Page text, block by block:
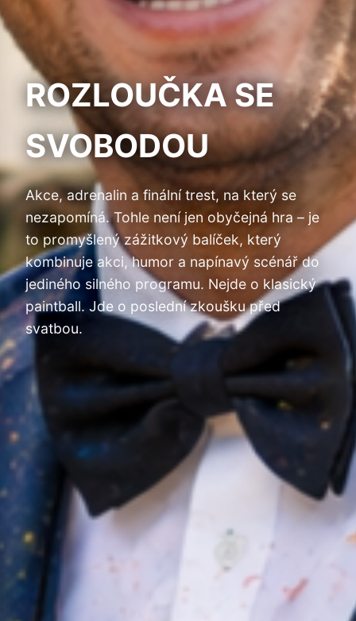
ROZLOUČKA SE
SVOBODOU
Akce, adrenalin a finální trest, na který se
nezapomíná. Tohle není jen obyčejná hra – je
to promyšlený zážitkový balíček, který
kombinuje akci, humor a napínavý scénář do
jediného silného programu. Nejde o klasický
paintball. Jde o poslední zkoušku před
svatbou.